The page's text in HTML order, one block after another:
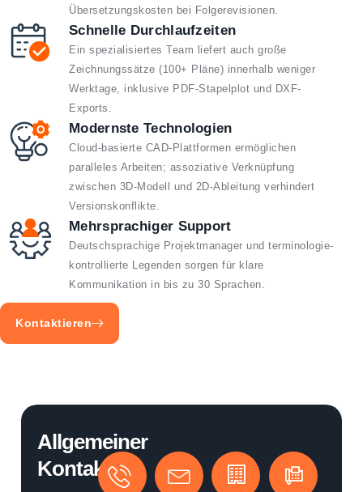
Übersetzungskosten bei Folgerevisionen.
Schnelle Durchlaufzeiten
Ein spezialisiertes Team liefert auch große
Zeichnungssätze (100+ Pläne) innerhalb weniger
Werktage, inklusive PDF-Stapelplot und DXF-
Exports.
Modernste Technologien
Cloud-basierte CAD-Plattformen ermöglichen
paralleles Arbeiten; assoziative Verknüpfung
zwischen 3D-Modell und 2D-Ableitung verhindert
Versionskonflikte.
Mehrsprachiger Support
Deutschsprachige Projektmanager und terminologie­
kontrollierte Legenden sorgen für klare
Kommunikation in bis zu 30 Sprachen.
Kontaktieren
Allgemeiner
Kontakt
TELEFON
(+49)
EMAIL BÜRO
Aedificium